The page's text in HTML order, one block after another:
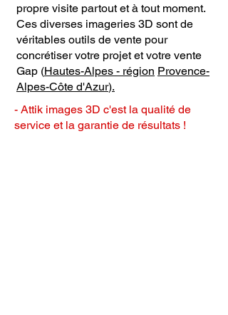
propre visite partout et à tout moment.
Ces diverses imageries 3D sont de
véritables outils de vente pour
concrétiser votre projet et votre vente
Gap (Hautes-Alpes - région Provence-
Alpes-Côte d'Azur).
- Attik images 3D c'est la qualité de
service et la garantie de résultats !